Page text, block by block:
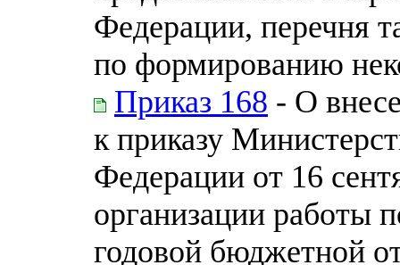
Федерации, перечня
по формированию
Приказ 168 - О
к приказу
Федерации от 16
организации работы
годовой бюджетной